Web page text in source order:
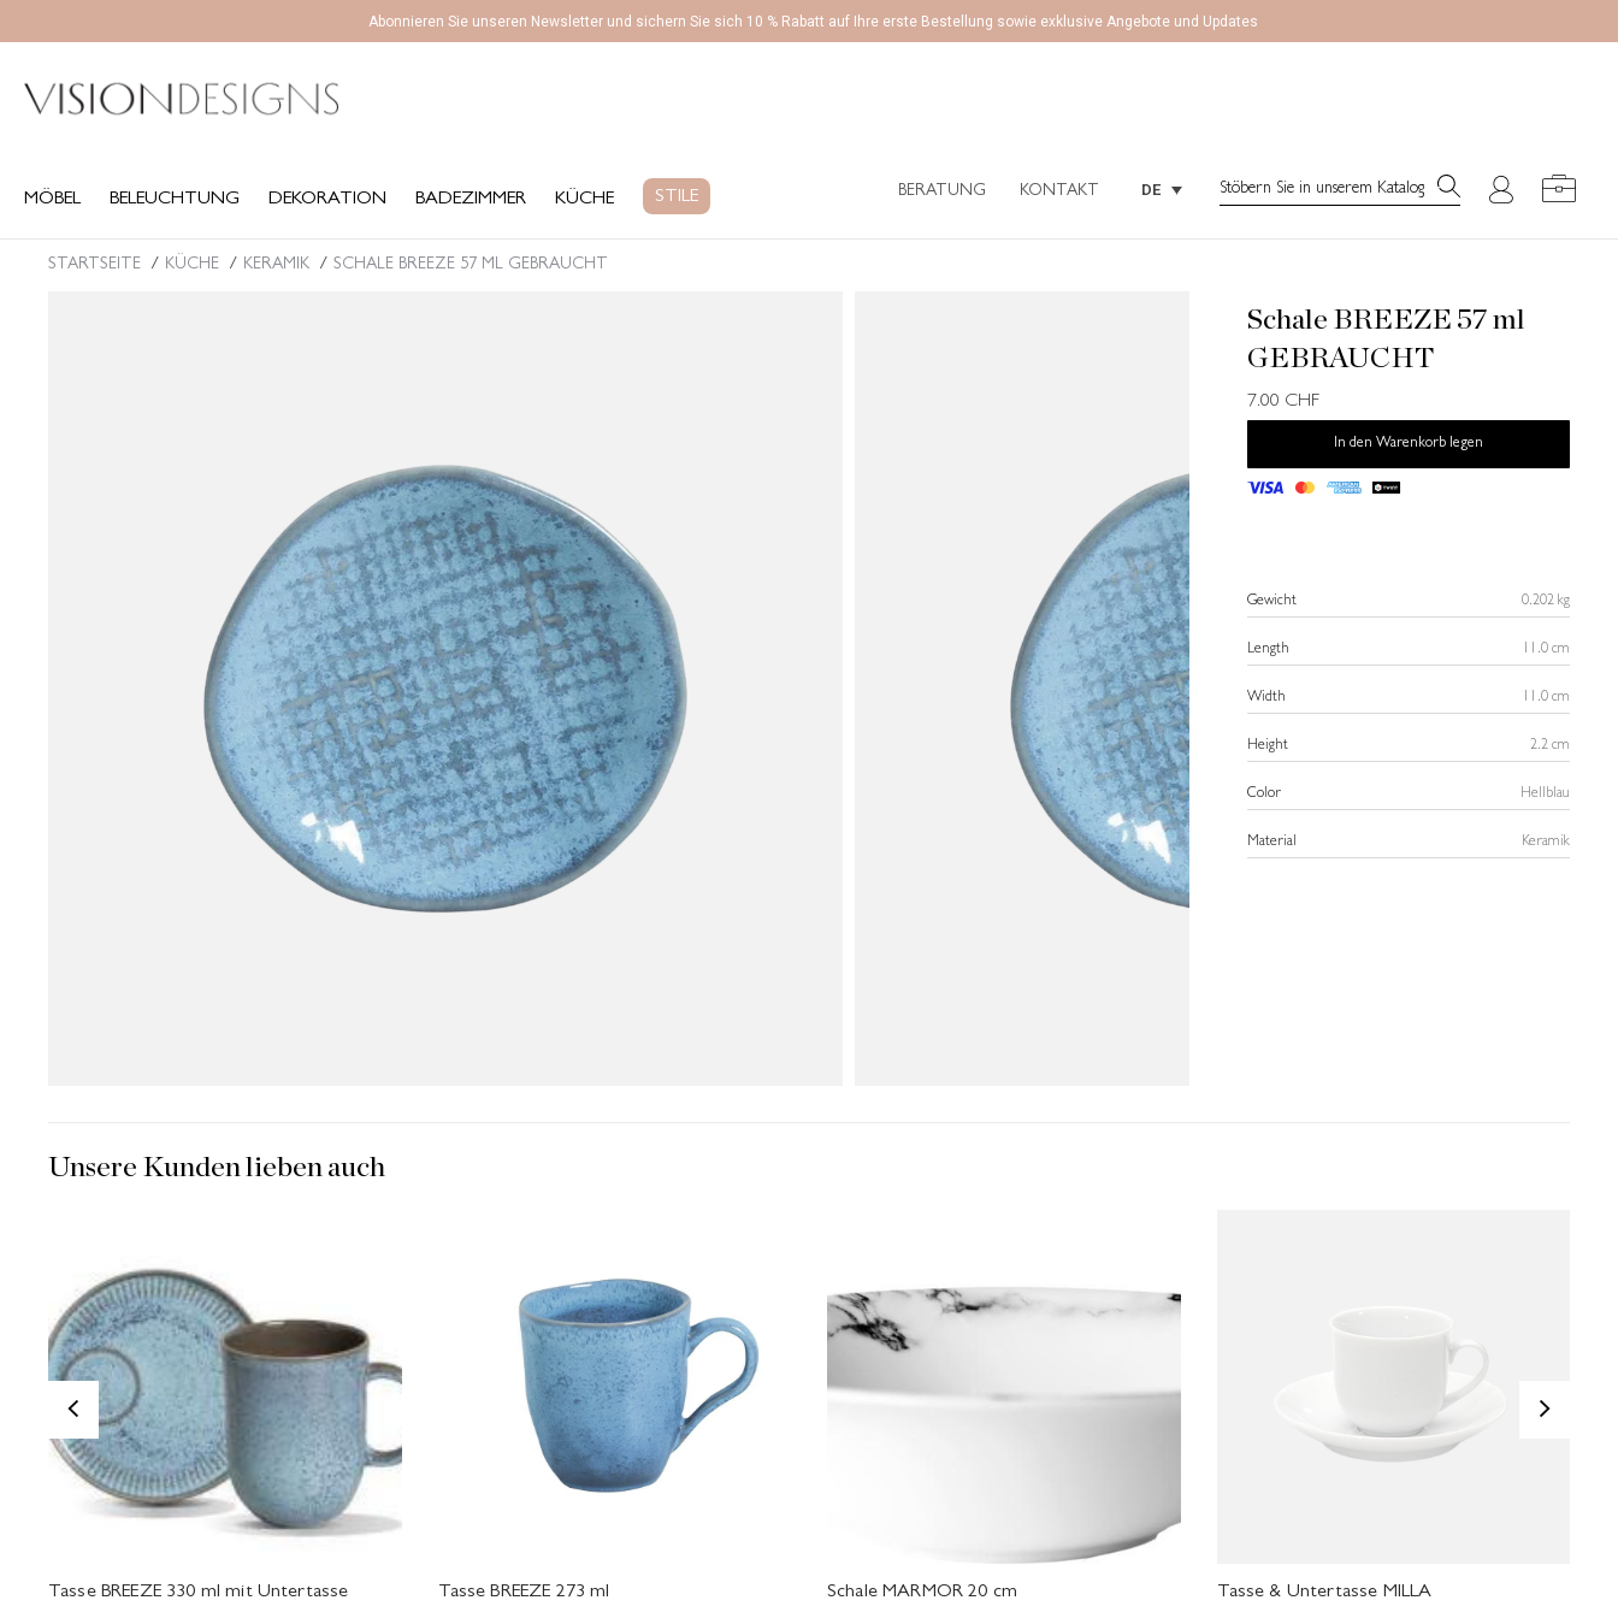
Abonnieren Sie unseren Newsletter und sichern Sie sich 10 % Rabatt auf Ihre erste Bestellung sowie exklusive Angebote und Updates
MÖBEL BELEUCHTUNG DEKORATION BADEZIMMER KÜCHE STILE BERATUNG KONTAKT DE Search:
Sie befinden sich hier:
STARTSEITE KÜCHE KERAMIK SCHALE BREEZE 57 ML GEBRAUCHT
Schale BREEZE 57 ml
GEBRAUCHT
7.00 CHF
In den Warenkorb legen
Gewicht 0.202 kg
Length 11.0 cm
Width 11.0 cm
Height 2.2 cm
Color Hellblau
Material Keramik
Unsere Kunden lieben auch
Tasse BREEZE 330 ml mit Untertasse Tasse BREEZE 273 ml Schale MARMOR 20 cm Tasse & Untertasse MILLA
< >
Search: